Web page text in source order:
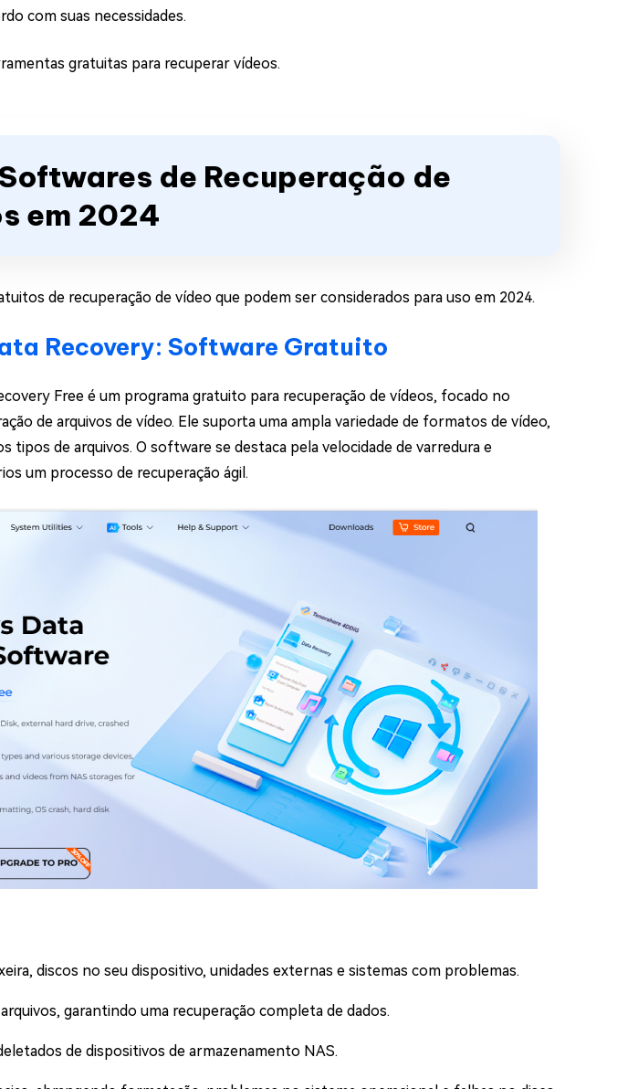
com suas necessidades.
gratuitas para recuperar vídeos.
de Recuperação de
em 2024
de recuperação de vídeo que podem ser considerados para uso em 2024.
Recovery: Software Gratuito
Free é um programa gratuito para recuperação de vídeos, focado no
de arquivos de vídeo. Ele suporta uma ampla variedade de formatos de vídeo,
tipos de arquivos. O software se destaca pela velocidade de varredura e
um processo de recuperação ágil.
discos no seu dispositivo, unidades externas e sistemas com problemas.
garantindo uma recuperação completa de dados.
de dispositivos de armazenamento NAS.